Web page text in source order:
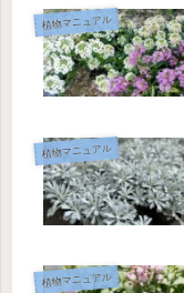
植物マニュアル
植物マニュアル
植物マニュアル